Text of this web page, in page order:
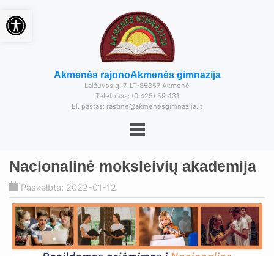
Akmenės rajonoAkmenės gimnazija
Laižuvos g. 7, LT-85357 Akmenė
Telefonas: (0 425) 59 431
El. paštas: rastine@akmenesgimnazija.lt
Nacionalinė moksleivių akademija
Paskelbta: 2022-01-12
Open toolbar